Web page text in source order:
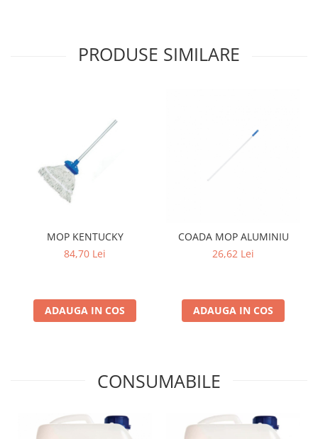
PRODUSE SIMILARE
MOP KENTUCKY
84,70 Lei
ADAUGA IN COS
COADA MOP ALUMINIU
26,62 Lei
ADAUGA IN COS
CONSUMABILE